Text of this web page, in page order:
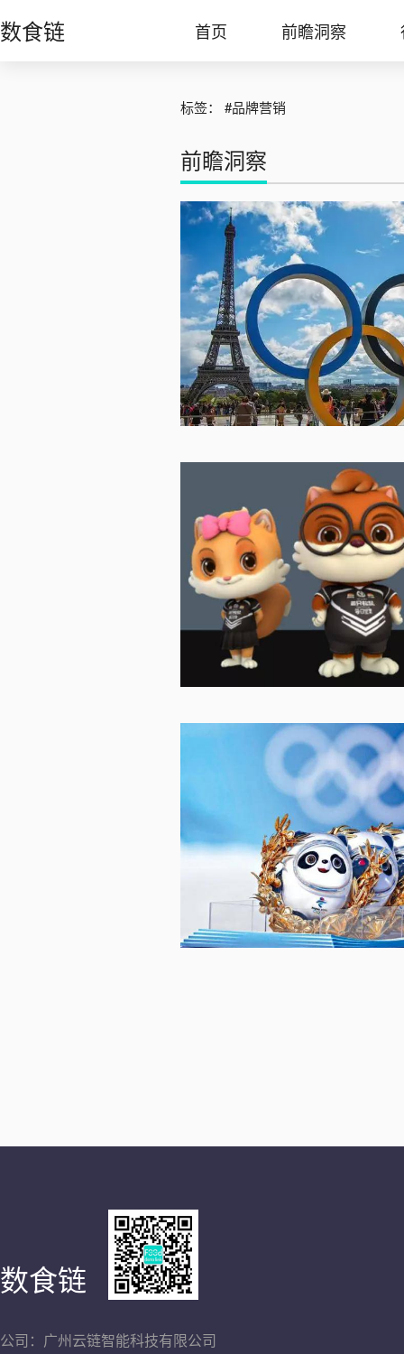
数食链 首页 前瞻洞察
标签： #品牌营销
前瞻洞察
数食链
公司：广州云链智能科技有限公司